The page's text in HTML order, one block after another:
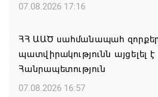
07.08.2026 17:16
ՀՀ ԱԱԾ սահմանապահ
պատվիրակությունն այցելել
Հանրապետություն
07.08.2026 16:57